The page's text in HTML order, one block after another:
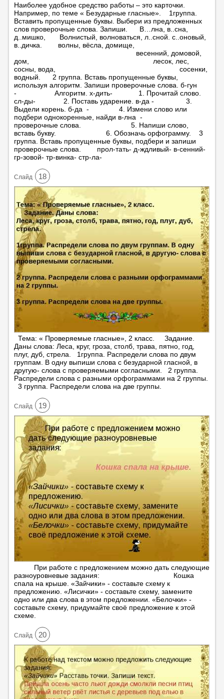
Наиболее удобное средство работы – это карточки.
Например, по теме « Безударные гласные». 1группа.
Вставить пропущенные буквы. Выбери из предложенных
слов проверочные слова. Запиши. В…лна, в..сна,
д..мишко, Волнистый, волноваться, л..сной. с..оновый,
в..дичка. волны, вёсла, домище,
весенний, домовой,
дом, лесок, лес,
сосны, вода, сосенки,
водный. 2 группа. Вставь пропущенные буквы,
используя алгоритм. Запиши проверочные слова. б-гун
- Алгоритм. х-дить- 1. Прочитай слово.
сл-ды- 2. Поставь ударение. в-да - 3.
Выдели корень. б-да - 4. Измени слово или
подбери однокоренные, найди в-лна -
проверочные слова. 5. Напиши слово,
вставь букву. 6. Обозначь орфограмму. 3
группа. Вставь пропущенные буквы, подбери и запиши
проверочные слова. прол-тать- д-ждливый- в-сенний-
гр-зовой- тр-винка- стр-ла-
Cлайд 18
Тема: « Проверяемые гласные», 2 класс. Задание.
Даны слова: Леса, круг, гроза, столб, трава, пятно, год,
плуг, дуб, стрела. 1группа. Распредели слова по двум
группам. В одну выпиши слова с безударной гласной, в
другую- слова с проверяемыми согласными. 2 группа.
Распредели слова с разными орфограммами на 2 группы.
3 группа. Распредели слова на две группы.
Cлайд 19
При работе с предложением можно дать следующие
разноуровневые задания: Кошка
спала на крыше. «Зайчики» - составьте схему к
предложению. «Лисички» - составьте схему, замените
одно или два слова в этом предложении. «Белочки» -
составьте схему, придумайте своё предложение к этой
схеме.
Cлайд 20